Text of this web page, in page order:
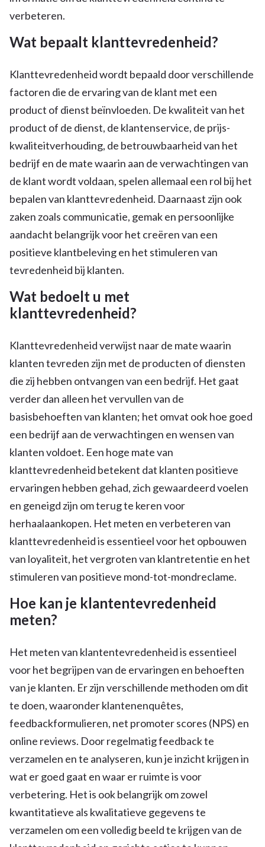
verbeteren.
Wat bepaalt klanttevredenheid?
Klanttevredenheid wordt bepaald door verschillende
factoren die de ervaring van de klant met een
product of dienst beïnvloeden. De kwaliteit van het
product of de dienst, de klantenservice, de prijs-
kwaliteitverhouding, de betrouwbaarheid van het
bedrijf en de mate waarin aan de verwachtingen van
de klant wordt voldaan, spelen allemaal een rol bij het
bepalen van klanttevredenheid. Daarnaast zijn ook
zaken zoals communicatie, gemak en persoonlijke
aandacht belangrijk voor het creëren van een
positieve klantbeleving en het stimuleren van
tevredenheid bij klanten.
Wat bedoelt u met
klanttevredenheid?
Klanttevredenheid verwijst naar de mate waarin
klanten tevreden zijn met de producten of diensten
die zij hebben ontvangen van een bedrijf. Het gaat
verder dan alleen het vervullen van de
basisbehoeften van klanten; het omvat ook hoe goed
een bedrijf aan de verwachtingen en wensen van
klanten voldoet. Een hoge mate van
klanttevredenheid betekent dat klanten positieve
ervaringen hebben gehad, zich gewaardeerd voelen
en geneigd zijn om terug te keren voor
herhaalaankopen. Het meten en verbeteren van
klanttevredenheid is essentieel voor het opbouwen
van loyaliteit, het vergroten van klantretentie en het
stimuleren van positieve mond-tot-mondreclame.
Hoe kan je klantentevredenheid
meten?
Het meten van klantentevredenheid is essentieel
voor het begrijpen van de ervaringen en behoeften
van je klanten. Er zijn verschillende methoden om dit
te doen, waaronder klantenenquêtes,
feedbackformulieren, net promoter scores (NPS) en
online reviews. Door regelmatig feedback te
verzamelen en te analyseren, kun je inzicht krijgen in
wat er goed gaat en waar er ruimte is voor
verbetering. Het is ook belangrijk om zowel
kwantitatieve als kwalitatieve gegevens te
verzamelen om een volledig beeld te krijgen van de